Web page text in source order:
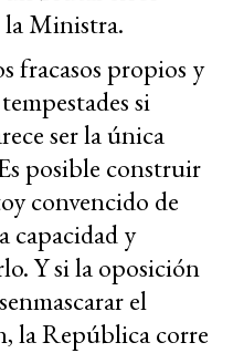
la Ministra.
fracasos propios y
si
ser la única
posible construir
convencido de
capacidad y
Y si la oposición
el
la República corre